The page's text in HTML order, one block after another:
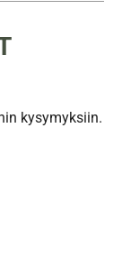
kysymyksiin.